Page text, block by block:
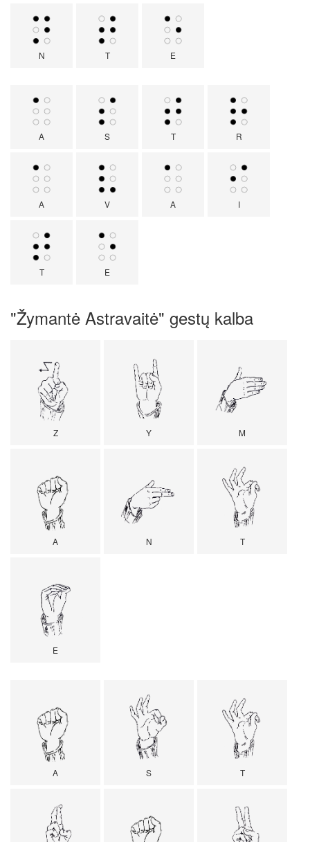
N T E
A S T R
A V A I
T E
"Žymantė Astravaitė" gestų kalba
Z Y M
A N T
E
A S T